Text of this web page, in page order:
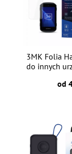
3MK Folia
do innych
od